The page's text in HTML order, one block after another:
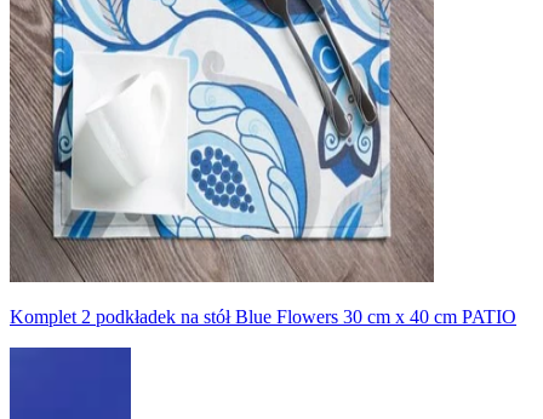
Komplet 2 podkładek na stół Blue Flowers 30 cm x 40 cm PATIO